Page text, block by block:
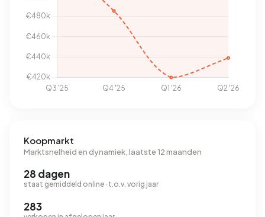
Koopmarkt
Marktsnelheid en dynamiek, laatste 12 maanden
28 dagen
staat gemiddeld online · t.o.v. vorig jaar
283